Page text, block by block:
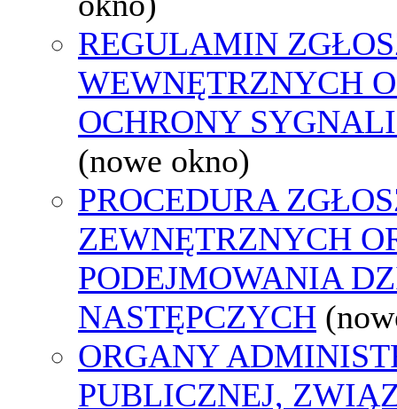
REGULAMIN
WEWNĘTRZNYCH
OCHRONY
(nowe okno)
PROCEDURA
ZEWNĘTRZNYCH
PODEJMOWANIA
NASTĘPCZYCH
ORGANY
PUBLICZNEJ,